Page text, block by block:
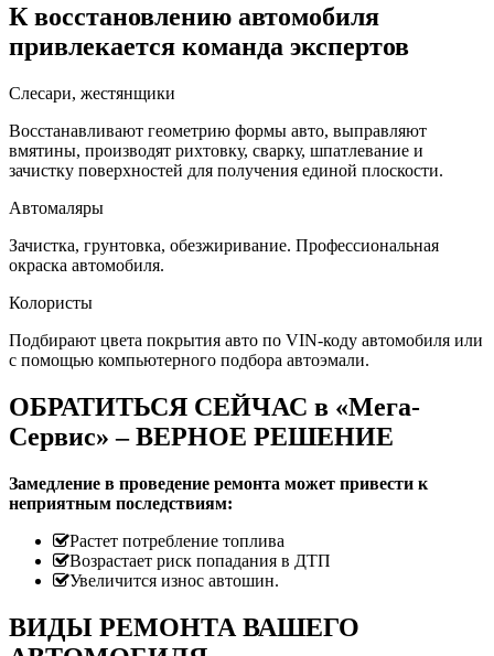
К восстановлению автомобиля
привлекается команда экспертов
Слесари, жестянщики
Восстанавливают геометрию формы авто, выправляют
вмятины, производят рихтовку, сварку, шпатлевание и
зачистку поверхностей для получения единой плоскости.
Автомаляры
Зачистка, грунтовка, обезжиривание. Профессиональная
окраска автомобиля.
Колористы
Подбирают цвета покрытия авто по VIN-коду автомобиля или
с помощью компьютерного подбора автоэмали.
ОБРАТИТЬСЯ СЕЙЧАС в «Мега-
Сервис» – ВЕРНОЕ РЕШЕНИЕ
Замедление в проведение ремонта может привести к
неприятным последствиям:
Растет потребление топлива
Возрастает риск попадания в ДТП
Увеличится износ автошин.
ВИДЫ РЕМОНТА ВАШЕГО